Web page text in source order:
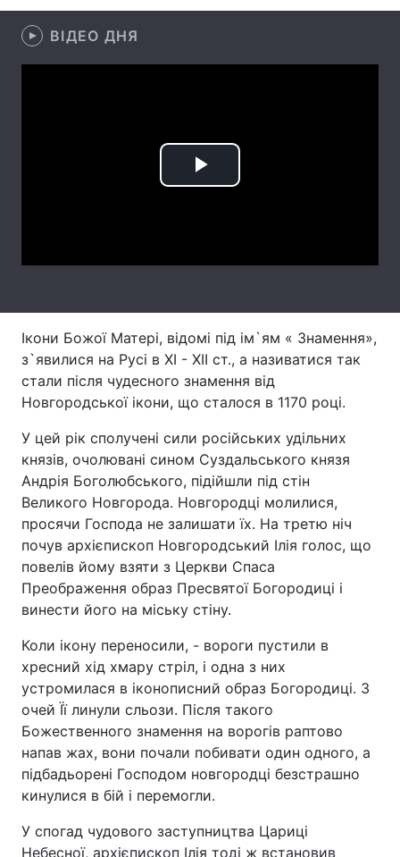
ВІДЕО ДНЯ
Play
Ікони Божої Матері, відомі під ім`ям « Знамення»,
з`явилися на Русі в XI - XII ст., а називатися так
стали після чудесного знамення від
Новгородської ікони, що сталося в 1170 році.
У цей рік сполучені сили російських удільних
князів, очолювані сином Суздальського князя
Андрія Боголюбського, підійшли під стін
Великого Новгорода. Новгородці молилися,
просячи Господа не залишати їх. На третю ніч
почув архієпископ Новгородський Ілія голос, що
повелів йому взяти з Церкви Спаса
Преображення образ Пресвятої Богородиці і
винести його на міську стіну.
Коли ікону переносили, - вороги пустили в
хресний хід хмару стріл, і одна з них
устромилася в іконописний образ Богородиці. З
очей Її линули сльози. Після такого
Божественного знамення на ворогів раптово
напав жах, вони почали побивати один одного, а
підбадьорені Господом новгородці безстрашно
кинулися в бій і перемогли.
У спогад чудового заступництва Цариці
Небесної, архієпископ Ілія тоді ж встановив